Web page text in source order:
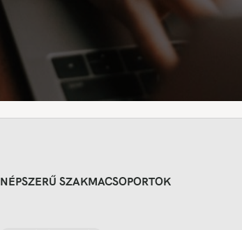
NÉPSZERŰ SZAKMACSOPORTOK